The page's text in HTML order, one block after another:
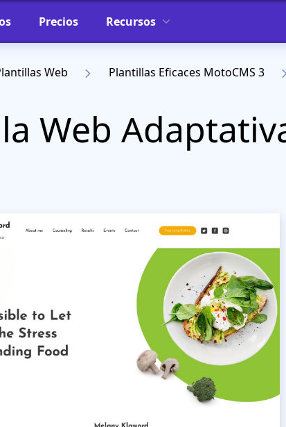
Precios Recursos
Web Plantillas Eficaces MotoCMS 3
Web